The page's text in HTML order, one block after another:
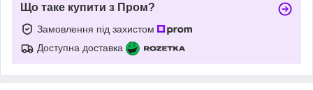
Що таке купити з Пром?
Замовлення під захистом
Доступна доставка